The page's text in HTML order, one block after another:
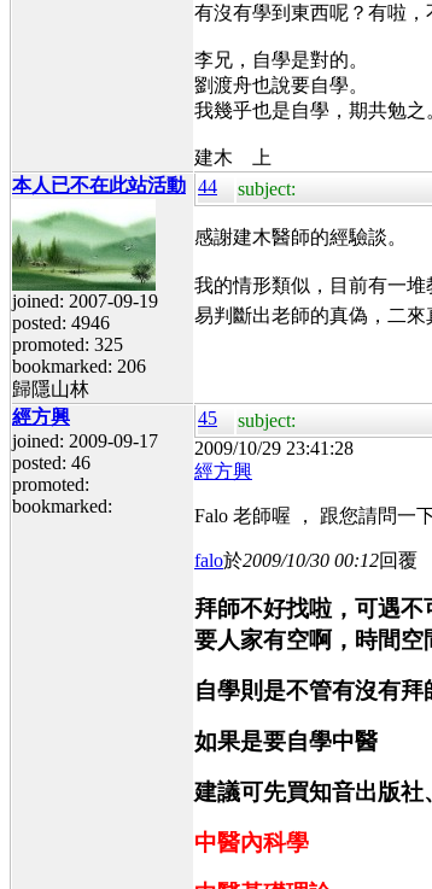
有沒有學到東西呢？有啦，
李兄，自學是對的。
劉渡舟也說要自學。
我幾乎也是自學，期共勉之
建木 上
本人已不在此站活動
joined: 2007-09-19
posted: 4946
promoted: 325
bookmarked: 206
歸隱山林
44 subject:
感謝建木醫師的經驗談。
我的情形類似，目前有一
易判斷出老師的真偽，二
經方興
joined: 2009-09-17
posted: 46
promoted:
bookmarked:
45 subject:
2009/10/29 23:41:28
經方興
Falo 老師喔 ， 跟您請問一
falo於2009/10/30 00:12回覆
拜師不好找啦，可遇
要人家有空啊，時間空
自學則是不管有沒有拜
如果是要自學中醫
建議可先買知音出版
中醫內科學